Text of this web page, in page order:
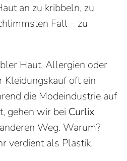
an zu kribbeln, zu
Fall – zu
Haut, Allergien oder
Kleidungskauf oft ein
die Modeindustrie auf
gehen wir bei Curlix
Weg. Warum?
verdient als Plastik.